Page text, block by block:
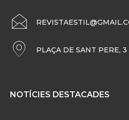
PLAÇA DE SANT PERE, 3
NOTÍCIES DESTACADES